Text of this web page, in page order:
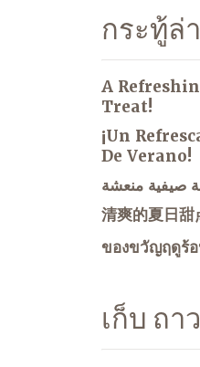
กระทู้ล่
A
Treat!
¡Un
De Verano!
清爽的夏日甜
ของขวัญฤดูร้
เก็บ ถา